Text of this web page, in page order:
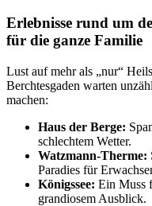
Erlebnisse rund um
für die ganze Familie
Lust auf mehr als „nur“
Berchtesgaden warten
machen:
Haus der Berge:
schlechtem Wetter.
Watzmann-Therme:
Paradies für
Königssee: Ein Muss
grandiosem Ausblick.